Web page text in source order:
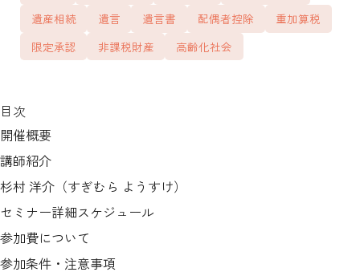
遺産相続
遺言 遺言書 配偶者控除
重加算税
限定承認
非課税財産 高齢化社会
目次
開催概要
講師紹介
杉村 洋介（すぎむら ようすけ）
セミナー詳細スケジュール
参加費について
参加条件・注意事項